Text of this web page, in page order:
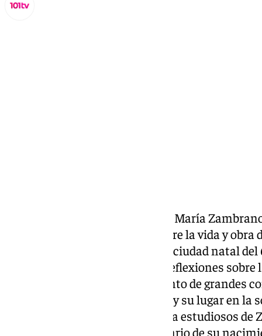
La vigencia del pensamiento de María
VII Congreso Internacional sobre la vida y
que se va celebrar en su ciudad natal
«Sus tiempos, el nuestro». Sus reflexiones
humanos y la paz en un momento de grandes
aportación en favor de la mujer y su lugar en la
presentes en un foro que reúne a estudiosos
que coincide con el 120 aniversario de su